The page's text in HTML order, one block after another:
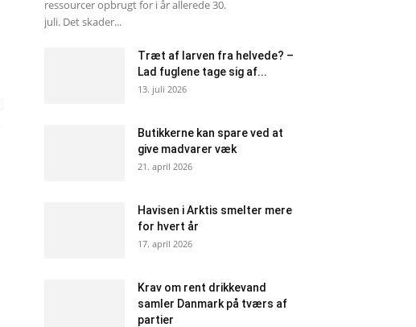
ressourcer opbrugt for i år allerede 30.
juli. Det skader...
Træt af larven fra helvede? –
Lad fuglene tage sig af...
13. juli 2026
Butikkerne kan spare ved at
give madvarer væk
21. april 2026
Havisen i Arktis smelter mere
for hvert år
17. april 2026
Krav om rent drikkevand
samler Danmark på tværs af
partier